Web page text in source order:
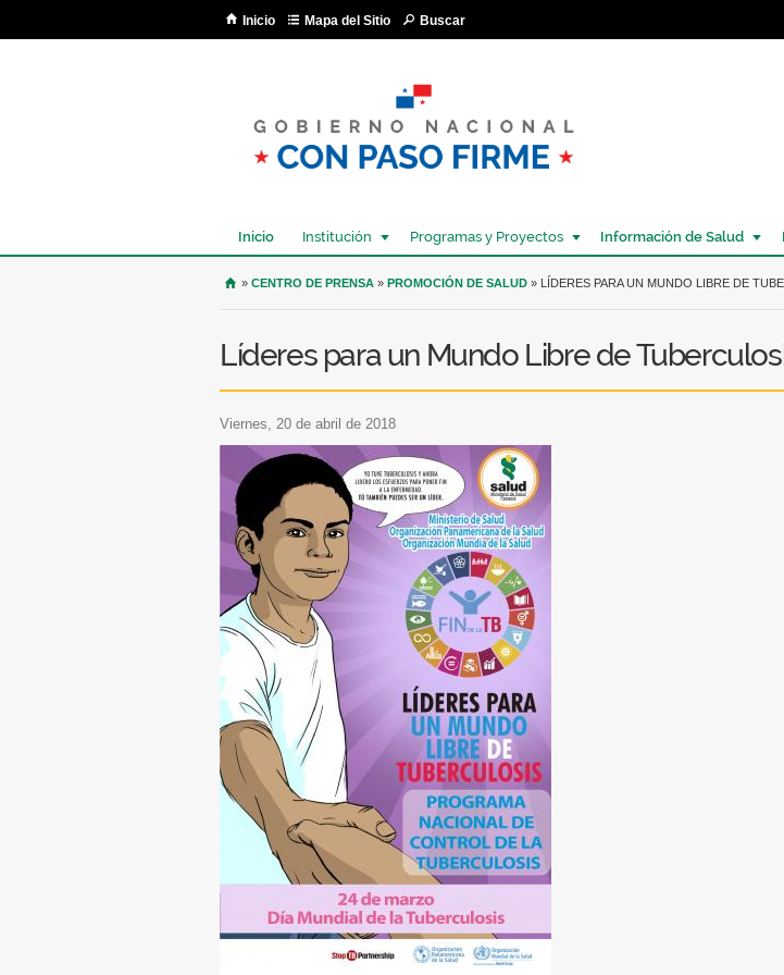
Inicio Mapa del Sitio Buscar
Inicio Institución Programas y Proyectos Información de Salud
USTED SE ENCUENTRA AQUÍ
» CENTRO DE PRENSA » PROMOCIÓN DE SALUD » LÍDERES PARA UN MUNDO LIBRE DE
Líderes para un Mundo Libre de
viernes, 20 de abril de 2018